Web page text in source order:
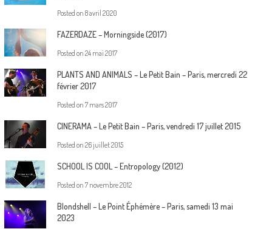
Posted on 8 avril 2020
FAZERDAZE – Morningside (2017)
Posted on 24 mai 2017
PLANTS AND ANIMALS – Le Petit Bain – Paris, mercredi 22
février 2017
Posted on 7 mars 2017
CINERAMA – Le Petit Bain – Paris, vendredi 17 juillet 2015
Posted on 26 juillet 2015
SCHOOL IS COOL – Entropology (2012)
Posted on 7 novembre 2012
Blondshell – Le Point Éphémère – Paris, samedi 13 mai
2023